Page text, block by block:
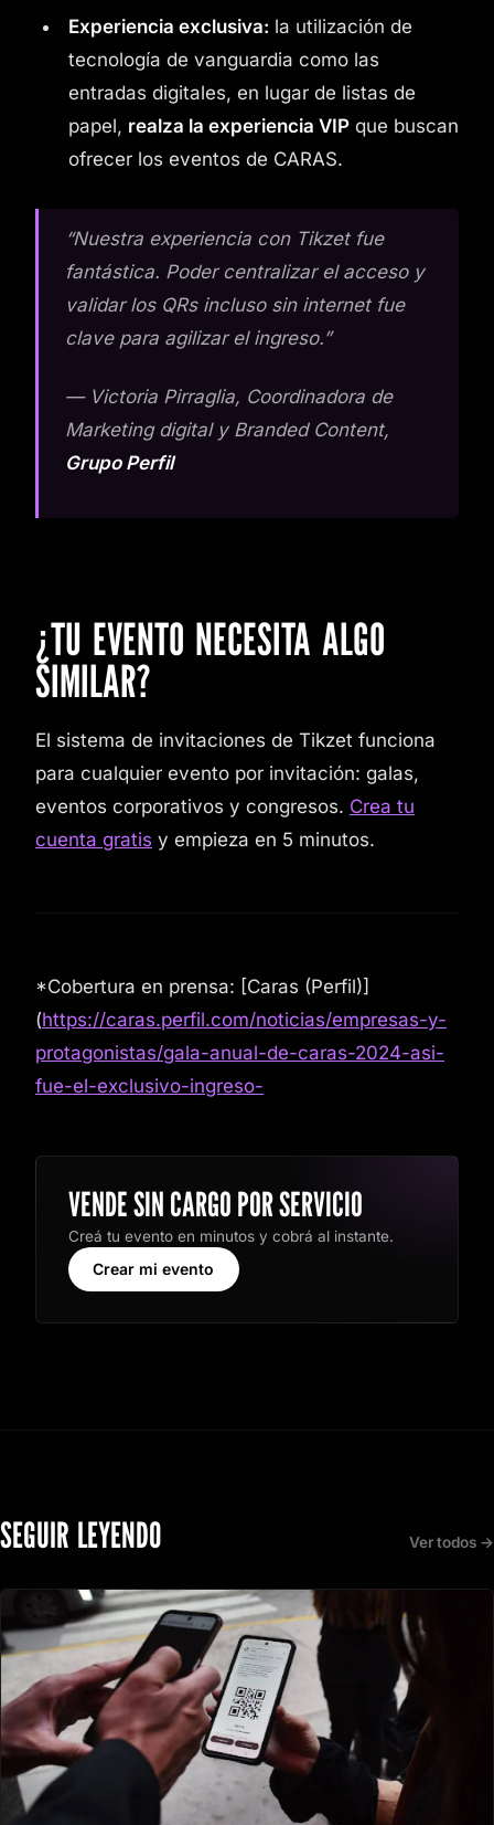
Experiencia exclusiva: la utilización de
tecnología de vanguardia como las
entradas digitales, en lugar de listas de
papel, realza la experiencia VIPque buscan
ofrecer los eventos de CARAS.
“Nuestra experiencia con Tikzet fue
fantástica. Poder centralizar el acceso y
validar los QRs incluso sin internet fue
clave para agilizar el ingreso.”
— Victoria Pirraglia, Coordinadora de
Marketing digital y Branded Content,
Grupo Perfil
¿TU EVENTO NECESITA ALGO
SIMILAR?
El sistema de invitaciones de Tikzet funciona
para cualquier evento por invitación: galas,
eventos corporativos y congresos. Crea tu
cuenta gratis y empieza en 5 minutos.
*Cobertura en prensa: [Caras (Perfil)]
(https://caras.perfil.com/noticias/empresas-y-
protagonistas/gala-anual-de-caras-2024-asi-
fue-el-exclusivo-ingreso-
VENDE SIN CARGO POR SERVICIO
Creá tu evento en minutos y cobrá al instante.
Crear mi evento
SEGUIR LEYENDO Ver todos →